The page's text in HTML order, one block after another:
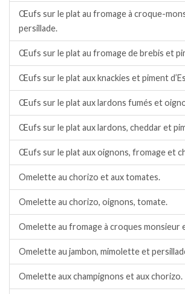
Œufs sur le plat au fromage à croque-
persillade.
Œufs sur le plat au fromage de brebis et
Œufs sur le plat aux knackies et piment
Œufs sur le plat aux lardons fumés et
Œufs sur le plat aux lardons, cheddar et
Œufs sur le plat aux oignons, fromage et
Omelette au chorizo et aux tomates.
Omelette au chorizo, oignons, tomate.
Omelette au fromage à croques monsieur
Omelette au jambon, mimolette et
Omelette aux champignons et aux chorizo.